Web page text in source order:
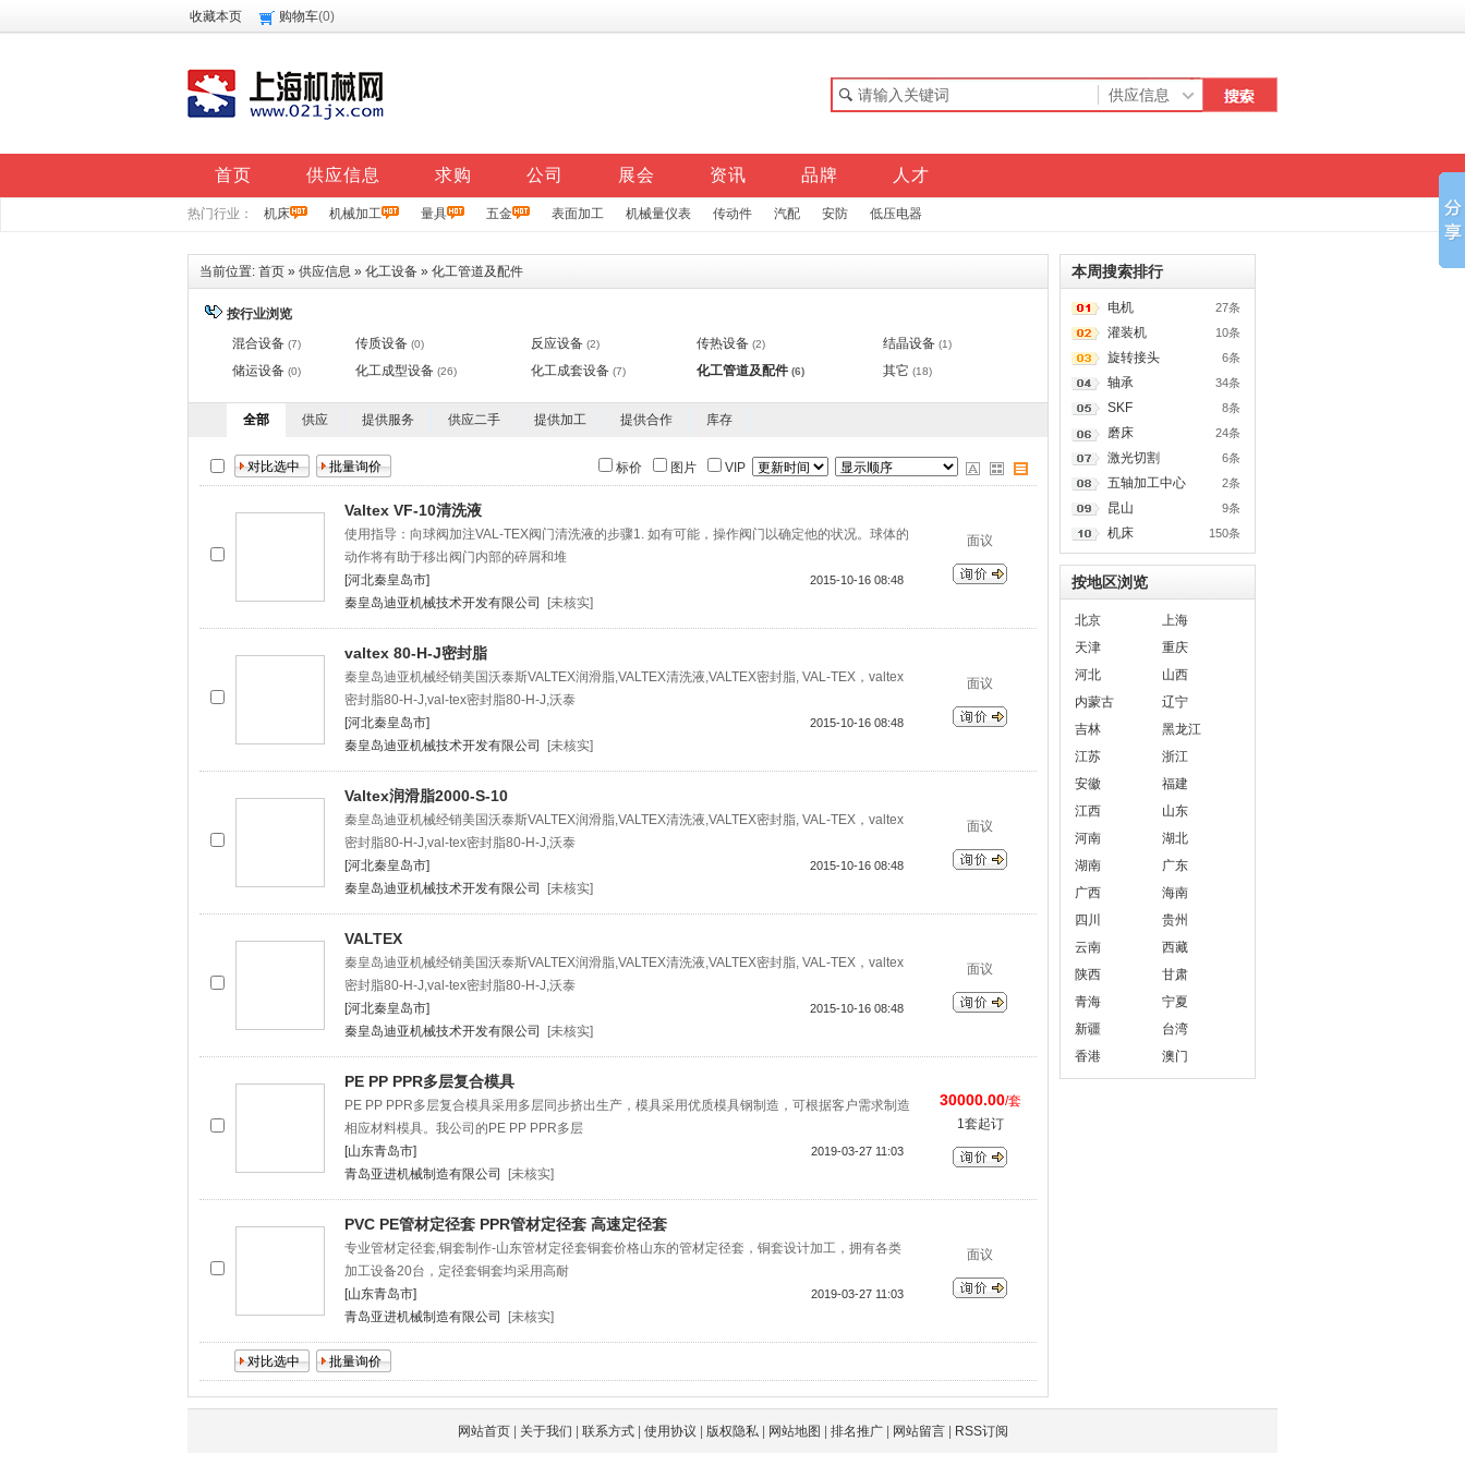
收藏本页 购物车(0)
首页 供应信息 求购 公司 展会 资讯 品牌 人才
热门行业： 机床 机械加工 量具 五金 表面加工 机械量仪表 传动件 汽配 安防 低压电器
当前位置: 首页 » 供应信息 » 化工设备 » 化工管道及配件
按行业浏览
混合设备 (7) 传质设备 (0) 反应设备 (2) 传热设备 (2) 结晶设备 (1)
储运设备 (0) 化工成型设备 (26) 化工成套设备 (7) 化工管道及配件 (6) 其它 (18)
全部 供应 提供服务 供应二手 提供加工 提供合作 库存
标价 图片 VIP
Valtex VF-10清洗液
使用指导：向球阀加注VAL-TEX阀门清洗液的步骤1. 如有可能，操作阀门以确定他的状况。球体的
动作将有助于移出阀门内部的碎屑和堆
2015-10-16 08:48
[河北秦皇岛市]
秦皇岛迪亚机械技术开发有限公司
[未核实]
面议
valtex 80-H-J密封脂
秦皇岛迪亚机械经销美国沃泰斯VALTEX润滑脂,VALTEX清洗液,VALTEX密封脂, VAL-TEX，valtex
密封脂80-H-J,val-tex密封脂80-H-J,沃泰
2015-10-16 08:48
[河北秦皇岛市]
秦皇岛迪亚机械技术开发有限公司
[未核实]
面议
Valtex润滑脂2000-S-10
秦皇岛迪亚机械经销美国沃泰斯VALTEX润滑脂,VALTEX清洗液,VALTEX密封脂, VAL-TEX，valtex
密封脂80-H-J,val-tex密封脂80-H-J,沃泰
2015-10-16 08:48
[河北秦皇岛市]
秦皇岛迪亚机械技术开发有限公司
[未核实]
面议
VALTEX
秦皇岛迪亚机械经销美国沃泰斯VALTEX润滑脂,VALTEX清洗液,VALTEX密封脂, VAL-TEX，valtex
密封脂80-H-J,val-tex密封脂80-H-J,沃泰
2015-10-16 08:48
[河北秦皇岛市]
秦皇岛迪亚机械技术开发有限公司
[未核实]
面议
PE PP PPR多层复合模具
PE PP PPR多层复合模具采用多层同步挤出生产，模具采用优质模具钢制造，可根据客户需求制造
相应材料模具。我公司的PE PP PPR多层
2019-03-27 11:03
[山东青岛市]
青岛亚进机械制造有限公司
[未核实]
30000.00/套
1套起订
PVC PE管材定径套 PPR管材定径套 高速定径套
专业管材定径套,铜套制作-山东管材定径套铜套价格山东的管材定径套，铜套设计加工，拥有各类
加工设备20台，定径套铜套均采用高耐
2019-03-27 11:03
[山东青岛市]
青岛亚进机械制造有限公司
[未核实]
面议
本周搜索排行
27条
电机
10条
灌装机
6条
旋转接头
34条
轴承
8条
SKF
24条
磨床
6条
激光切割
2条
五轴加工中心
9条
昆山
150条
机床
按地区浏览
北京
上海
天津
重庆
河北
山西
内蒙古
辽宁
吉林
黑龙江
江苏
浙江
安徽
福建
江西
山东
河南
湖北
湖南
广东
广西
海南
四川
贵州
云南
西藏
陕西
甘肃
青海
宁夏
新疆
台湾
香港
澳门
网站首页| 关于我们 联系方式| 使用协议 版权隐私| 网站地图 排名推广| 网站留言| RSS订阅